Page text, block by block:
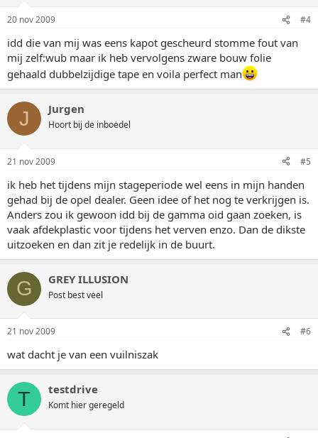
20 nov 2009 #4
idd die van mij was eens kapot gescheurd stomme fout van
mij zelf:wub maar ik heb vervolgens zware bouw folie
gehaald dubbelzijdige tape en voila perfect man
J Jurgen
Hoort bij de inboedel
21 nov 2009 #5
ik heb het tijdens mijn stageperiode wel eens in mijn handen
gehad bij de opel dealer. Geen idee of het nog te verkrijgen is.
Anders zou ik gewoon idd bij de gamma oid gaan zoeken, is
vaak afdekplastic voor tijdens het verven enzo. Dan de dikste
uitzoeken en dan zit je redelijk in de buurt.
G GREY ILLUSION
Post best veel
21 nov 2009 #6
wat dacht je van een vuilniszak
T testdrive
Komt hier geregeld